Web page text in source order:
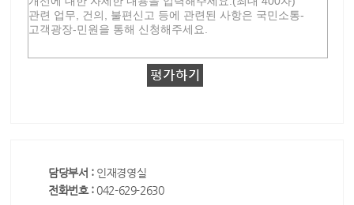
담당부서 : 인재경영실
전화번호 : 042-629-2630